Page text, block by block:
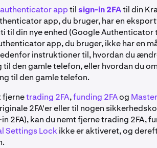
authenticator apptilsign-in 2FAtil din
app, du bruger, har en
til din nye enhed (Google
app, du bruger, ikke har en
instruktioner til, hvordan du
den gamle telefon, eller hvordan du
til den gamle telefon.
fjernetrading 2FA,funding 2FAog
2FA'er eller til nogen
2FA), kan du nemt fjerne trading 2FA,
Settings Lock ikke er aktiveret, og